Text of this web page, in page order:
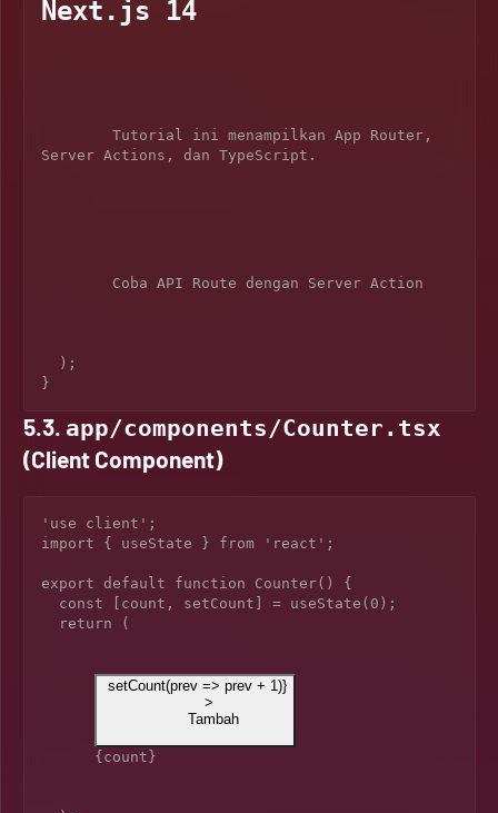
Next.js 14
Server Actions, dan TypeScript.
5.3. app/components/Counter.tsx
(Client Component)
'use client';
import { useState } from 'react';
export default function Counter() {
setCount(prev => prev + 1)}
      >
        Tambah
{count}